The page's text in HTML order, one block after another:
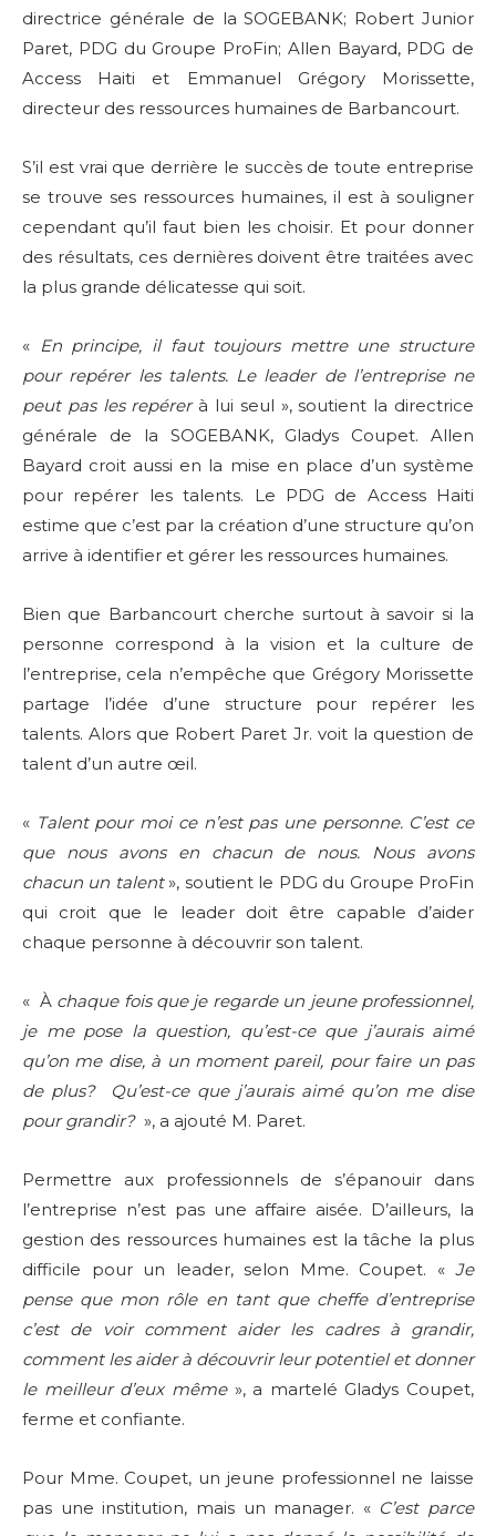
directrice générale de la SOGEBANK; Robert Junior
Paret, PDG du Groupe ProFin; Allen Bayard, PDG de
Access Haiti et Emmanuel Grégory Morissette,
directeur des ressources humaines de Barbancourt.
S’il est vrai que derrière le succès de toute entreprise
se trouve ses ressources humaines, il est à souligner
cependant qu’il faut bien les choisir. Et pour donner
des résultats, ces dernières doivent être traitées avec
la plus grande délicatesse qui soit.
« En principe, il faut toujours mettre une structure
pour repérer les talents. Le leader de l’entreprise ne
peut pas les repérerà lui seul », soutient la directrice
générale de la SOGEBANK, Gladys Coupet. Allen
Bayard croit aussi en la mise en place d’un système
pour repérer les talents. Le PDG de Access Haiti
estime que c’est par la création d’une structure qu’on
arrive à identifier et gérer les ressources humaines.
Bien que Barbancourt cherche surtout à savoir si la
personne correspond à la vision et la culture de
l’entreprise, cela n’empêche que Grégory Morissette
partage l’idée d’une structure pour repérer les
talents. Alors que Robert Paret Jr. voit la question de
talent d’un autre œil.
« Talent pour moi ce n’est pas une personne. C’est ce
que nous avons en chacun de nous. Nous avons
chacun un talent», soutient le PDG du Groupe ProFin
qui croit que le leader doit être capable d’aider
chaque personne à découvrir son talent.
« Àchaque fois que je regarde un jeune professionnel,
je me pose la question, qu’est-ce que j’aurais aimé
qu’on me dise, à un moment pareil, pour faire un pas
de plus? Qu’est-ce que j’aurais aimé qu’on me dise
pour grandir? », a ajouté M. Paret.
Permettre aux professionnels de s’épanouir dans
l’entreprise n’est pas une affaire aisée. D’ailleurs, la
gestion des ressources humaines est la tâche la plus
difficile pour un leader, selon Mme. Coupet. « Je
pense que mon rôle en tant que cheffe d’entreprise
c’est de voir comment aider les cadres à grandir,
comment les aider à découvrir leur potentiel et donner
le meilleur d’eux même», a martelé Gladys Coupet,
ferme et confiante.
Pour Mme. Coupet, un jeune professionnel ne laisse
pas une institution, mais un manager. « C’est parce